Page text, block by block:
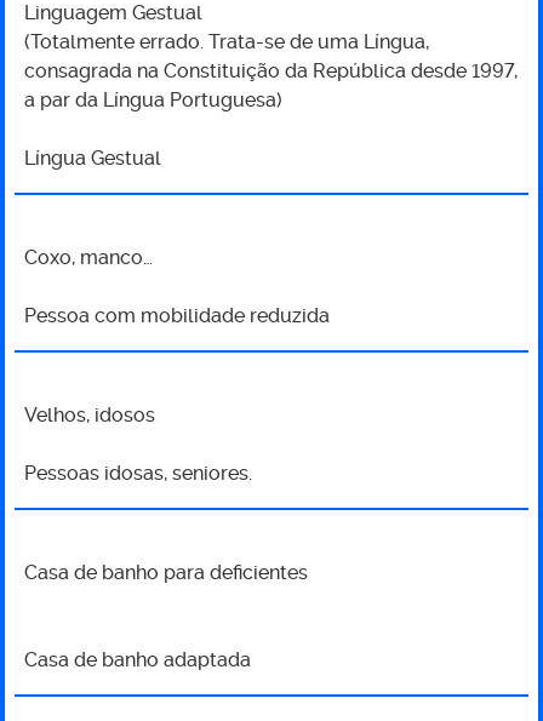
Linguagem Gestual
(Totalmente errado. Trata-se de uma Língua,
consagrada na Constituição da República desde 1997,
a par da Língua Portuguesa)
Língua Gestual
Coxo, manco…
Pessoa com mobilidade reduzida
Velhos, idosos
Pessoas idosas, seniores.
Casa de banho para deficientes
Casa de banho adaptada